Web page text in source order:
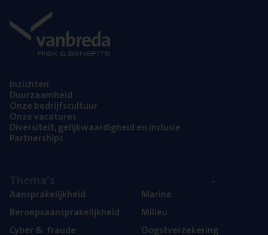
Inzich­ten
Duur­zaam­heid
Onze bedrijfs­cul­tuur
Onze vaca­tu­res
Diver­si­teit, gelijk­waar­dig­heid en inclusie
Part­ner­ships
Aan­spra­ke­lijk­heid
Beroeps­aan­spra­ke­lijk­heid
Cyber& fraude
Mari­ne
Mili­eu
Oogst­ver­ze­ke­ring